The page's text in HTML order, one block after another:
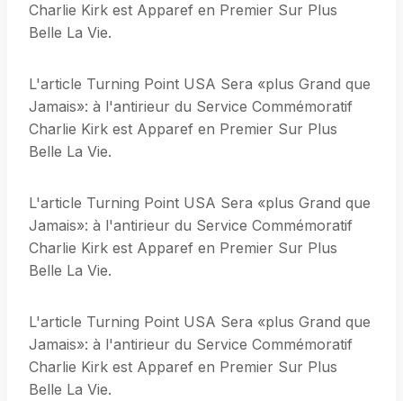
Charlie Kirk est Apparef en Premier Sur Plus
Belle La Vie.
L'article Turning Point USA Sera «plus Grand que
Jamais»: à l'antirieur du Service Commémoratif
Charlie Kirk est Apparef en Premier Sur Plus
Belle La Vie.
L'article Turning Point USA Sera «plus Grand que
Jamais»: à l'antirieur du Service Commémoratif
Charlie Kirk est Apparef en Premier Sur Plus
Belle La Vie.
L'article Turning Point USA Sera «plus Grand que
Jamais»: à l'antirieur du Service Commémoratif
Charlie Kirk est Apparef en Premier Sur Plus
Belle La Vie.